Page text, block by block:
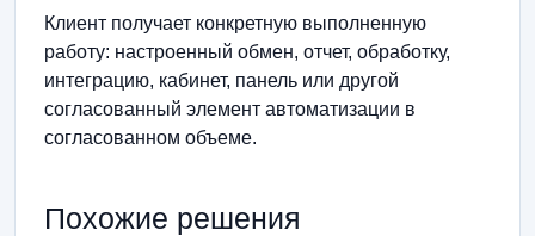
Клиент получает конкретную выполненную
работу: настроенный обмен, отчет, обработку,
интеграцию, кабинет, панель или другой
согласованный элемент автоматизации в
согласованном объеме.
Похожие решения